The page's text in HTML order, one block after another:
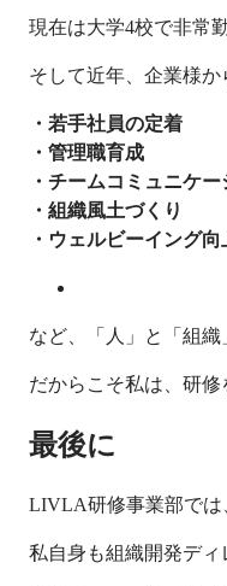
現在は大学4校で非常
そして近年、企業様
・若手社員の定着
・管理職育成
・チームコミュニケ
・組織風土づくり
・ウェルビーイング向
など、「人」と「組織
だからこそ私は、研
最後に
LIVLA研修事業部では
私自身も組織開発ディ